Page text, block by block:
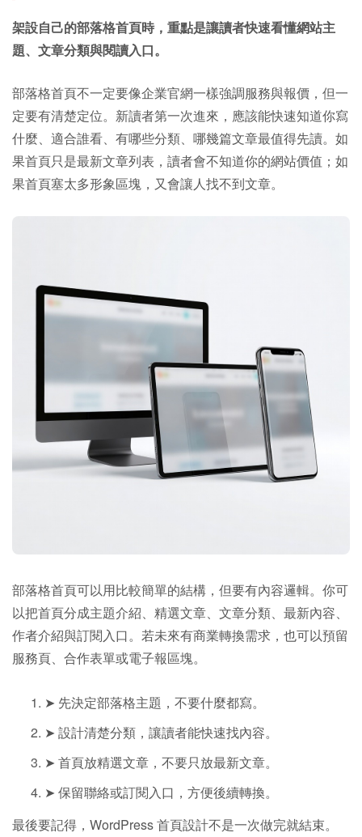
架設自己的部落格首頁時，重點是讓讀者快速看懂網站主
題、文章分類與閱讀入口。
部落格首頁不一定要像企業官網一樣強調服務與報價，但一
定要有清楚定位。新讀者第一次進來，應該能快速知道你寫
什麼、適合誰看、有哪些分類、哪幾篇文章最值得先讀。如
果首頁只是最新文章列表，讀者會不知道你的網站價值；如
果首頁塞太多形象區塊，又會讓人找不到文章。
部落格首頁可以用比較簡單的結構，但要有內容邏輯。你可
以把首頁分成主題介紹、精選文章、文章分類、最新內容、
作者介紹與訂閱入口。若未來有商業轉換需求，也可以預留
服務頁、合作表單或電子報區塊。
➤ 先決定部落格主題，不要什麼都寫。
➤ 設計清楚分類，讓讀者能快速找內容。
➤ 首頁放精選文章，不要只放最新文章。
➤ 保留聯絡或訂閱入口，方便後續轉換。
最後要記得，WordPress 首頁設計不是一次做完就結束。